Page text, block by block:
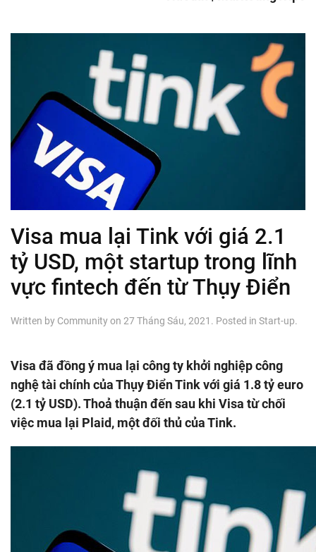
Visa mua lại Tink với giá 2.1
tỷ USD, một startup trong lĩnh
vực fintech đến từ Thụy Điển
Written by Communityon 27 Tháng Sáu, 2021 . Posted in Start-up.
Visa đã đồng ý mua lại công ty khởi nghiệp công
nghệ tài chính của Thụy Điển Tink với giá 1.8 tỷ euro
(2.1 tỷ USD). Thoả thuận đến sau khi Visa từ chối
việc mua lại Plaid, một đối thủ của Tink.